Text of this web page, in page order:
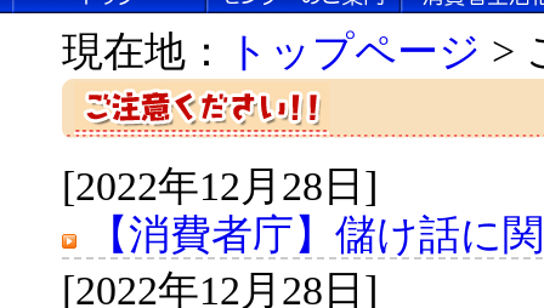
現在地： トップページ >
[2022年12月28日]
【消費者庁】儲け話に
[2022年12月28日]